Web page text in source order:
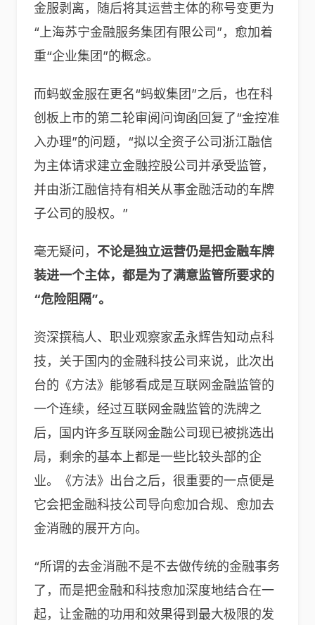
金服剥离，随后将其运营主体的称号变更为
“上海苏宁金融服务集团有限公司”，愈加着
重“企业集团”的概念。
而蚂蚁金服在更名“蚂蚁集团”之后，也在科
创板上市的第二轮审阅问询函回复了“金控准
入办理”的问题，“拟以全资子公司浙江融信
为主体请求建立金融控股公司并承受监管，
并由浙江融信持有相关从事金融活动的车牌
子公司的股权。”
毫无疑问， 不论是独立运营仍是把金融车牌
装进一个主体，都是为了满意监管所要求的
“危险阻隔”。
资深撰稿人、职业观察家孟永辉告知动点科
技，关于国内的金融科技公司来说，此次出
台的《方法》能够看成是互联网金融监管的
一个连续，经过互联网金融监管的洗牌之
后，国内许多互联网金融公司现已被挑选出
局，剩余的基本上都是一些比较头部的企
业。《方法》出台之后，很重要的一点便是
它会把金融科技公司导向愈加合规、愈加去
金消融的展开方向。
“所谓的去金消融不是不去做传统的金融事务
了，而是把金融和科技愈加深度地结合在一
起，让金融的功用和效果得到最大极限的发